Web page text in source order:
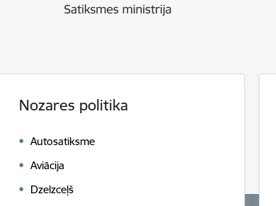
Nozares politika
Autosatiksme
Aviācija
Dzelzceļš